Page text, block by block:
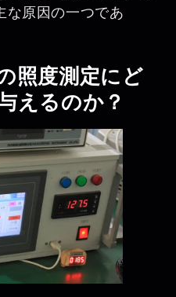
な原因の一つであ
照度測定にど
えるのか？